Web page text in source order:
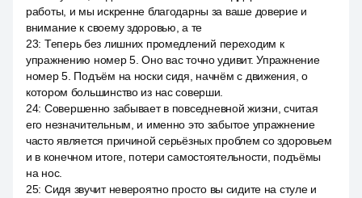
работы, и мы искренне благодарны за ваше доверие и
внимание к своему здоровью, а те
23: Теперь без лишних промедлений переходим к
упражнению номер 5. Оно вас точно удивит. Упражнение
номер 5. Подъём на носки сидя, начнём с движения, о
котором большинство из нас соверши.
24: Совершенно забывает в повседневной жизни, считая
его незначительным, и именно это забытое упражнение
часто является причиной серьёзных проблем со здоровьем
и в конечном итоге, потери самостоятельности, подъёмы
на нос.
25: Сидя звучит невероятно просто вы сидите на стуле и